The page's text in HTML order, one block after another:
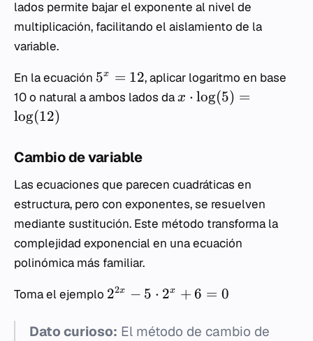
lados permite bajar el exponente al nivel de
multiplicación, facilitando el aislamiento de la
variable.
En la ecuación 5x = 12, aplicar logaritmo en base
10 o natural a ambos lados da x ⋅ log(5) =
log(12)
Cambio de variable
Las ecuaciones que parecen cuadráticas en
estructura, pero con exponentes, se resuelven
mediante sustitución. Este método transforma la
complejidad exponencial en una ecuación
polinómica más familiar.
Toma el ejemplo 22x − 5 ⋅ 2x + 6 = 0
Dato curioso: El método de cambio de